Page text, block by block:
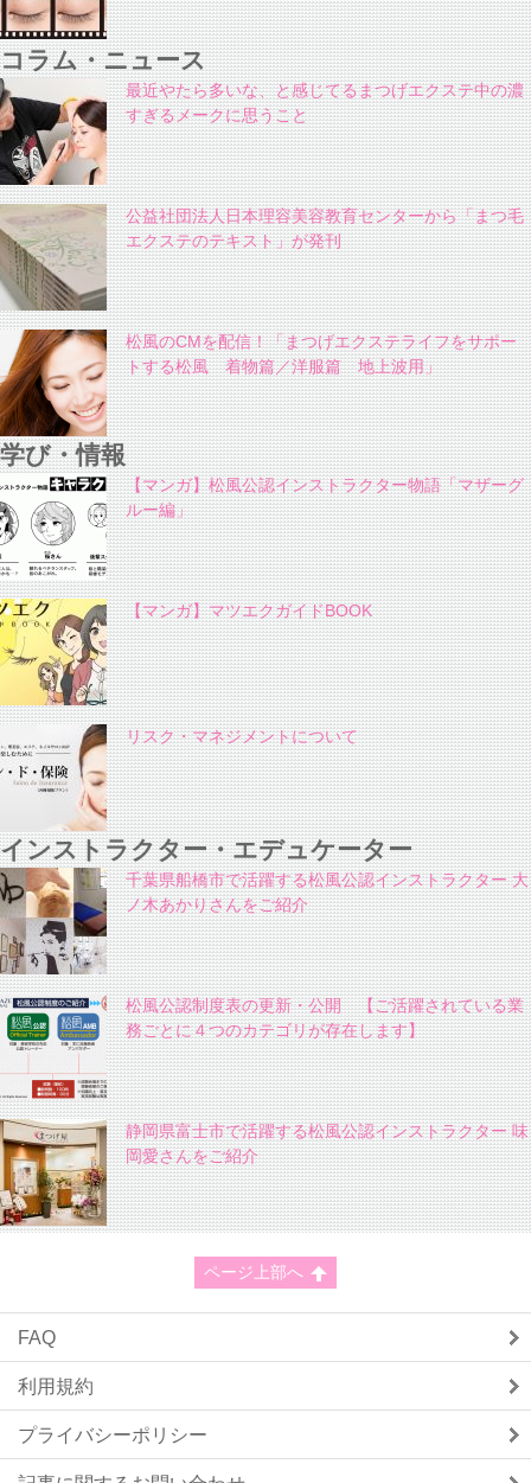
コラム・ニュース
最近やたら多いな、と感じてるまつげエクステ中の濃
すぎるメークに思うこと
公益社団法人日本理容美容教育センターから「まつ毛
エクステのテキスト」が発刊
松風のCMを配信！「まつげエクステライフをサポー
トする松風 着物篇／洋服篇 地上波用」
学び・情報
【マンガ】松風公認インストラクター物語「マザーグ
ルー編」
【マンガ】マツエクガイドBOOK
リスク・マネジメントについて
インストラクター・エデュケーター
千葉県船橋市で活躍する松風公認インストラクター 大
ノ木あかりさんをご紹介
松風公認制度表の更新・公開 【ご活躍されている業
務ごとに４つのカテゴリが存在します】
静岡県富士市で活躍する松風公認インストラクター 味
岡愛さんをご紹介
ページ上部へ
FAQ
利用規約
プライバシーポリシー